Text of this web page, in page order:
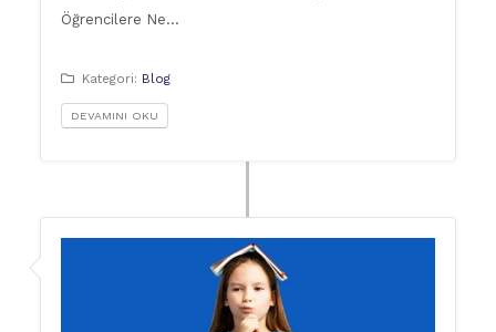
Öğrencilere Ne…
Kategori: Blog
DEVAMINI OKU